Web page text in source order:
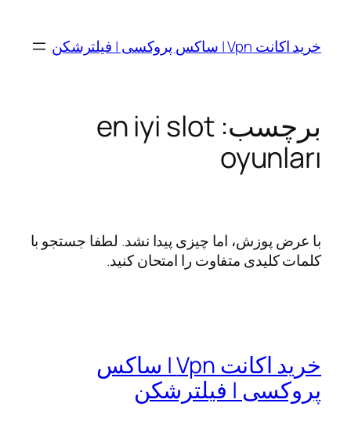
محتواخرید اکانت Vpn | ساکس پروکسی | فیلترشکن
برچسب:en iyi slot
oyunları
با عرض پوزش، اما چیزی پیدا نشد. لطفا جستجو با
کلمات کلیدی متفاوت را امتحان کنید.
خرید اکانت Vpn | ساکس
پروکسی | فیلترشکن